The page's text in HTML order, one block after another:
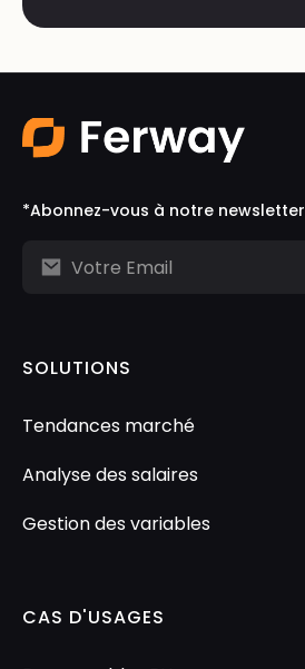
SOLUTIONS
Tendances marché
Analyse des salaires
Gestion des variables
CAS D'USAGES
*Abonnez-vous à notre newsletter